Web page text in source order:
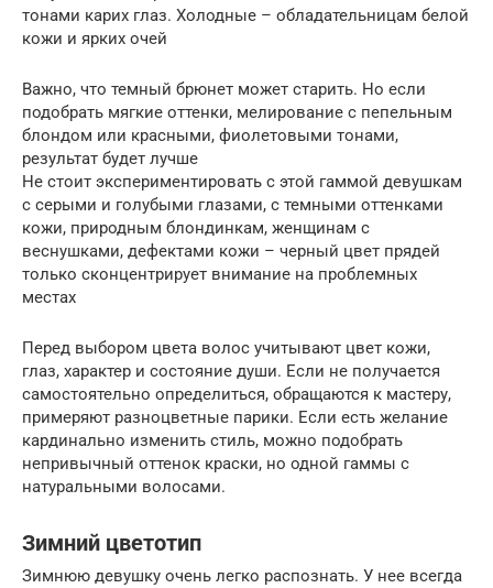
тонами карих глаз. Холодные – обладательницам белой
кожи и ярких очей
Важно, что темный брюнет может старить. Но если
подобрать мягкие оттенки, мелирование с пепельным
блондом или красными, фиолетовыми тонами,
результат будет лучше
Не стоит экспериментировать с этой гаммой девушкам
с серыми и голубыми глазами, с темными оттенками
кожи, природным блондинкам, женщинам с
веснушками, дефектами кожи – черный цвет прядей
только сконцентрирует внимание на проблемных
местах
Перед выбором цвета волос учитывают цвет кожи,
глаз, характер и состояние души. Если не получается
самостоятельно определиться, обращаются к мастеру,
примеряют разноцветные парики. Если есть желание
кардинально изменить стиль, можно подобрать
непривычный оттенок краски, но одной гаммы с
натуральными волосами.
Зимний цветотип
Зимнюю девушку очень легко распознать. У нее всегда